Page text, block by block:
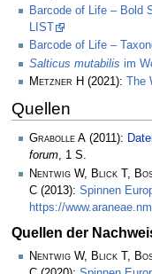
Barcode of Life – Bold
LIST
Barcode of Life –
Salticus mutabilis im
Metzner H (2021): The
Quellen
Grabolle A (2011):
forum, 1 S.
Nentwig W, Blick T,
C (2013): Spinnen
https://
Quellen der
Nentwig W, Blick T,